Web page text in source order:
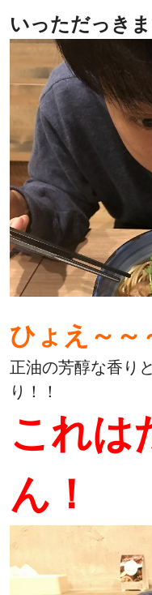
いっただっきま
ひょえ～～
正油の芳醇な香り
り！！
これは
ん！